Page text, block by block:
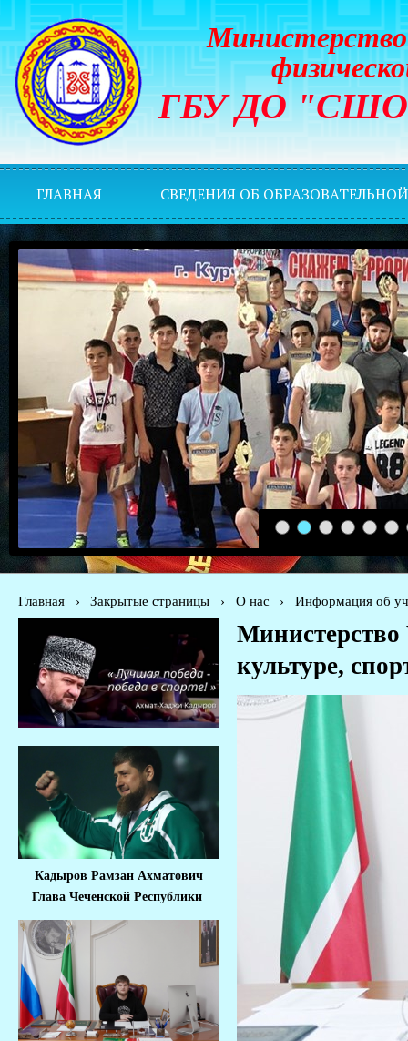
Министерство
ГБУ ДО "СШОР
ГЛАВНАЯ СВЕДЕНИЯ ОБ
1 2 3 4 5 6
Главная › Закрытые страницы › О нас › Информация об
Кадыров Рамзан Ахматович
Глава Чеченской Республики
Министерство
культуре,